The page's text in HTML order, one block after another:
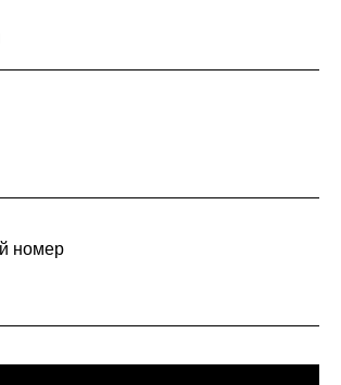
номер